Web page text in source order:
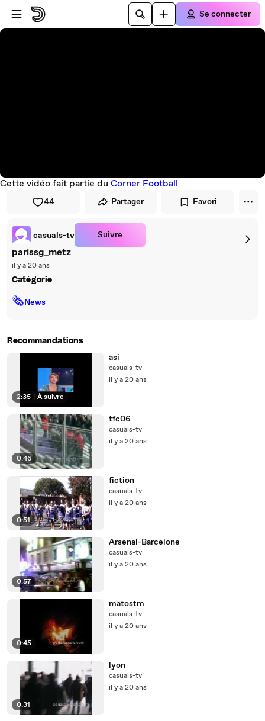
Passer au player
Passer au contenu principal
Se connecter
Cette vidéo fait partie du Corner Football
44 Partager Favori
casuals-tv Suivre
parissg_metz
il y a 20 ans
Catégorie
🗞News
Recommandations
2:35 À suivre
asi
casuals-tv
il y a 20 ans
0:46
tfc06
casuals-tv
il y a 20 ans
0:51
fiction
casuals-tv
il y a 20 ans
0:57
Arsenal-Barcelone
casuals-tv
il y a 20 ans
0:45
matostm
casuals-tv
il y a 20 ans
0:31
lyon
casuals-tv
il y a 20 ans